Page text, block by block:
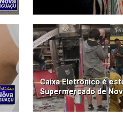
Caixa Eletrônico é
Supermercado de